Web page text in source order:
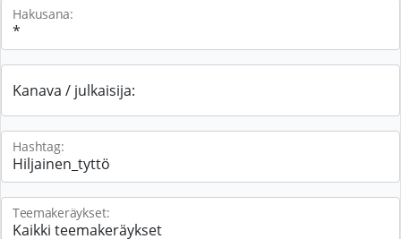
Hakusana:
Kanava / julkaisija:
Hashtag:
Teemakeräykset: